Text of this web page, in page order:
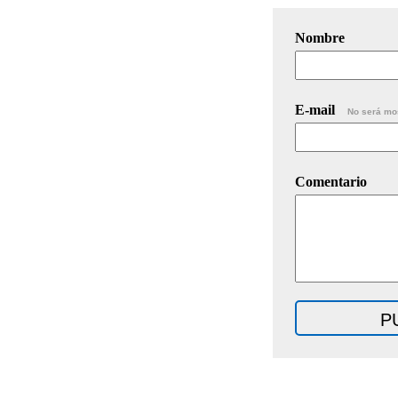
Nombre
E-mail No será
Comentario